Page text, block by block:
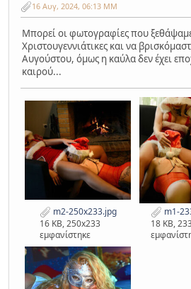
16 Αυγ, 2024, 06:13 ΜΜ
Μπορεί οι φωτογραφίες που
Χριστουγεννιάτικες και να
Αυγούστου, όμως η καύλα δεν έχει
καιρού...
m2-250x233.jpg
16 KB, 250x233
εμφανίστηκε
m1-
18 KB,